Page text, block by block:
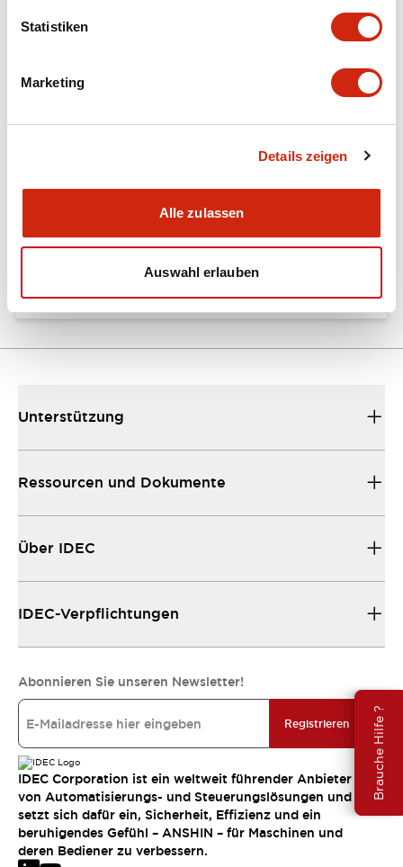
Statistiken
Marketing
Details zeigen
Alle zulassen
Auswahl erlauben
Brauche Hilfe ?
EU2B Datasheet
Unterstützung
Ressourcen und Dokumente
Über IDEC
IDEC-Verpflichtungen
Abonnieren Sie unseren Newsletter!
Registrieren
IDEC Corporation ist ein weltweit führender Anbieter
von Automatisierungs- und Steuerungslösungen und
setzt sich dafür ein, Sicherheit, Effizienz und ein
beruhigendes Gefühl – ANSHIN – für Maschinen und
deren Bediener zu verbessern.